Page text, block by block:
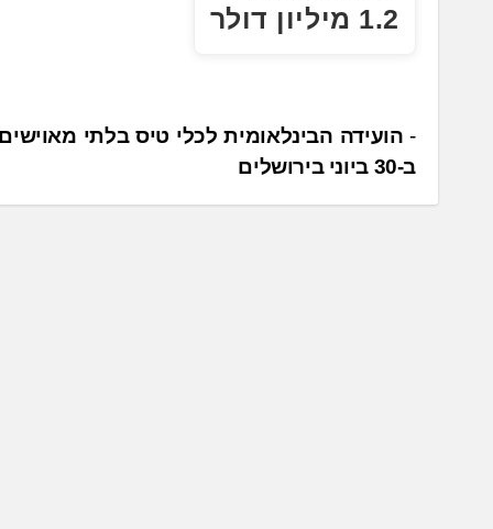
1.2 מיליון דולר
נ
י
ו
הועידה הבינלאומית לכלי טיס בלתי
ב-30 ביוני בירושלים